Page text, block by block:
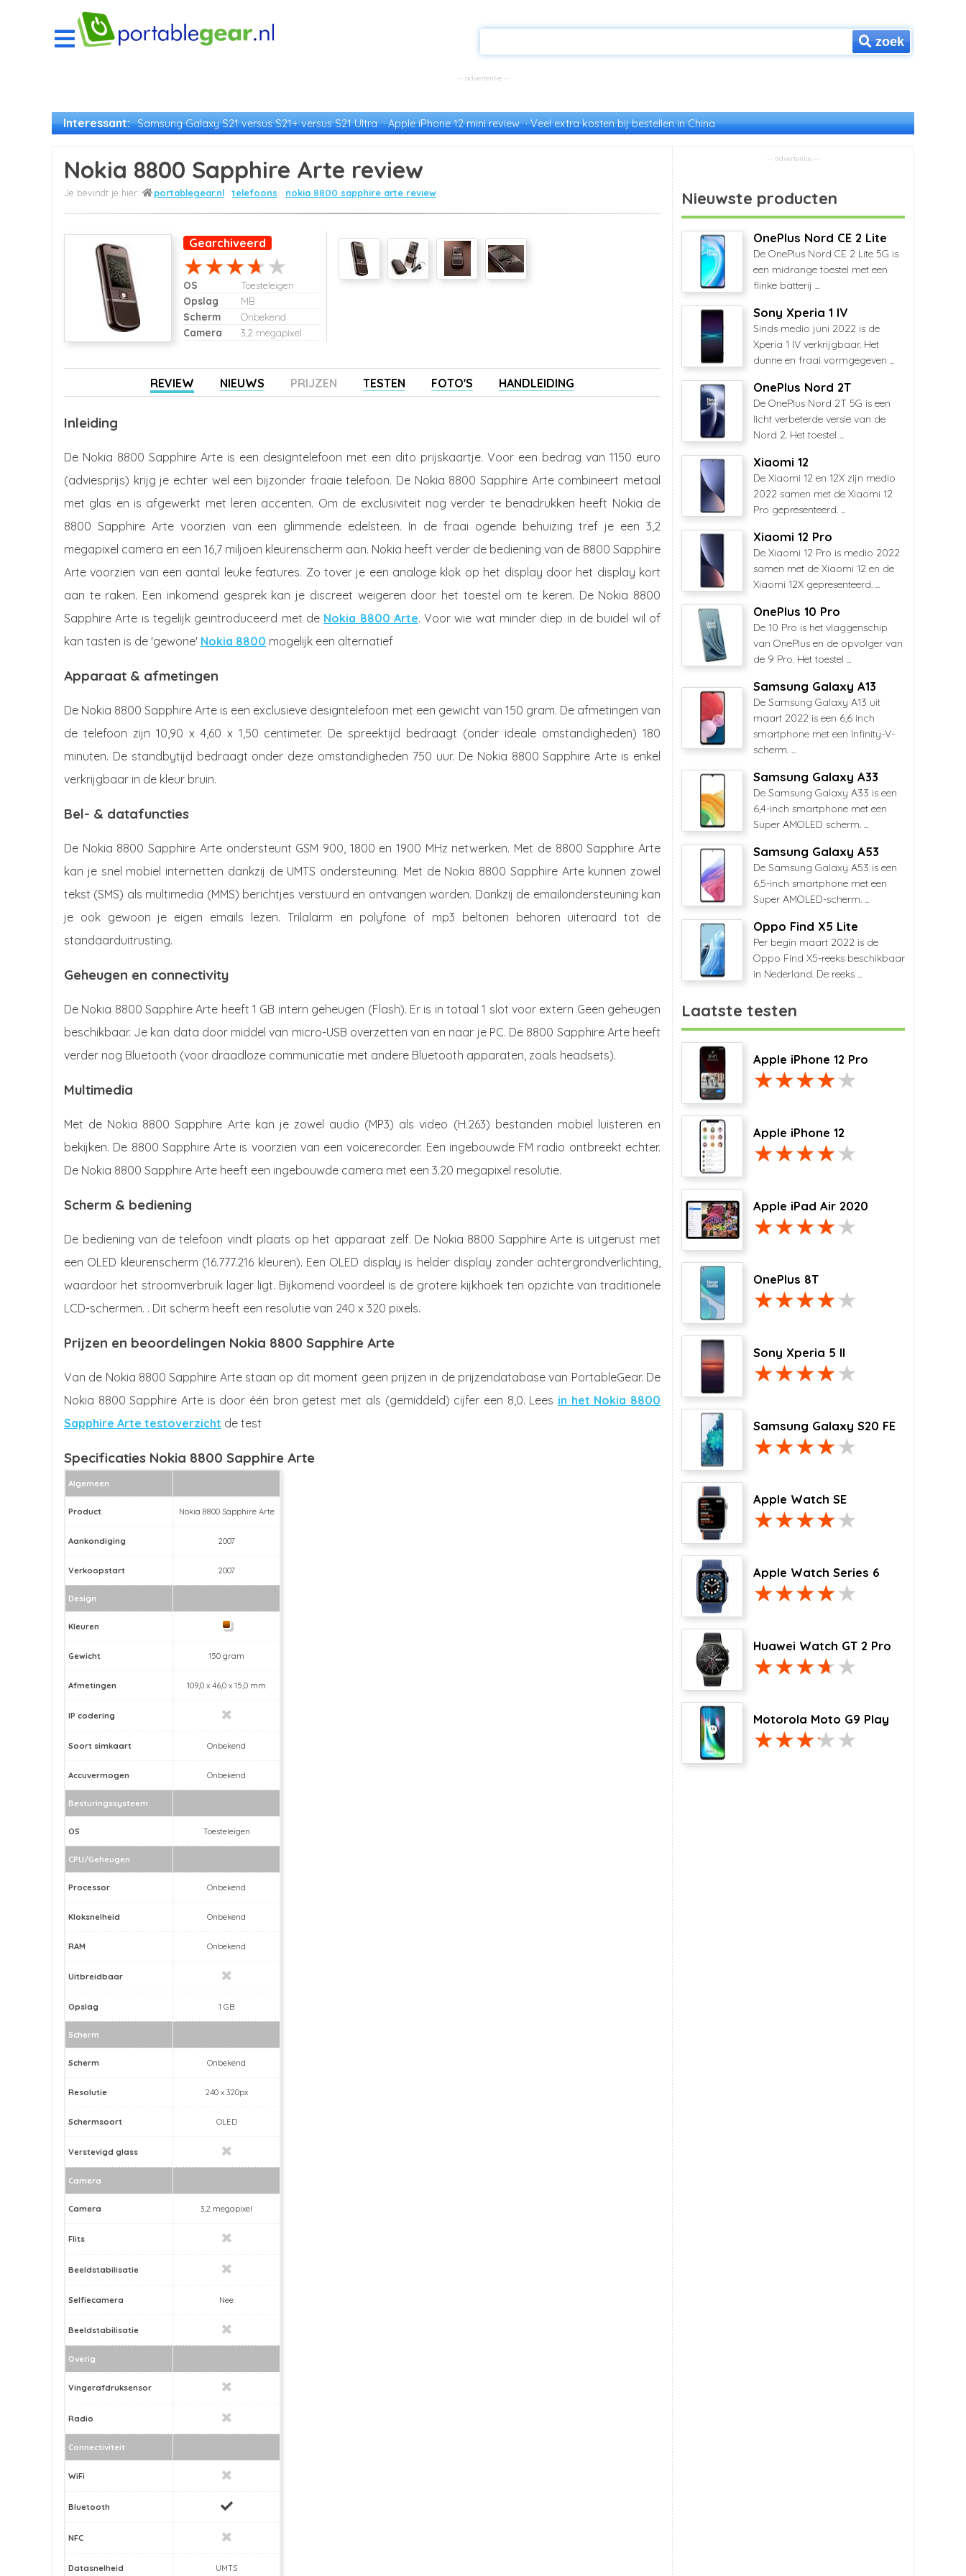
zoek
Interessant: Samsung Galaxy S21 versus S21+ versus S21 Ultra Apple iPhone 12 mini review Veel extra kosten bij bestellen in China
Nokia 8800 Sapphire Arte review
portablegear.nl telefoons nokia 8800 sapphire arte review
Gearchiveerd
OS
Toesteleigen
Opslag
MB
Scherm
Onbekend
Camera
3,2 megapixel
REVIEW NIEUWS PRIJZEN TESTEN FOTO'S HANDLEIDING
Inleiding
De Nokia 8800 Sapphire Arte is een designtelefoon met een dito prijskaartje. Voor een bedrag van 1150 euro
(adviesprijs) krijg je echter wel een bijzonder fraaie telefoon. De Nokia 8800 Sapphire Arte combineert metaal
met glas en is afgewerkt met leren accenten. Om de exclusiviteit nog verder te benadrukken heeft Nokia de
8800 Sapphire Arte voorzien van een glimmende edelsteen. In de fraai ogende behuizing tref je een 3,2
megapixel camera en een 16,7 miljoen kleurenscherm aan. Nokia heeft verder de bediening van de 8800 Sapphire
Arte voorzien van een aantal leuke features. Zo tover je een analoge klok op het display door het display kort
aan te raken. Een inkomend gesprek kan je discreet weigeren door het toestel om te keren. De Nokia 8800
Sapphire Arte is tegelijk geïntroduceerd met de Nokia 8800 Arte. Voor wie wat minder diep in de buidel wil of
kan tasten is de 'gewone' Nokia 8800 mogelijk een alternatief
Apparaat & afmetingen
De Nokia 8800 Sapphire Arte is een exclusieve designtelefoon met een gewicht van 150 gram. De afmetingen van
de telefoon zijn 10,90 x 4,60 x 1,50 centimeter. De spreektijd bedraagt (onder ideale omstandigheden) 180
minuten. De standbytijd bedraagt onder deze omstandigheden 750 uur. De Nokia 8800 Sapphire Arte is enkel
verkrijgbaar in de kleur bruin.
Bel- & datafuncties
De Nokia 8800 Sapphire Arte ondersteunt GSM 900, 1800 en 1900 MHz netwerken. Met de 8800 Sapphire Arte
kan je snel mobiel internetten dankzij de UMTS ondersteuning. Met de Nokia 8800 Sapphire Arte kunnen zowel
tekst (SMS) als multimedia (MMS) berichtjes verstuurd en ontvangen worden. Dankzij de emailondersteuning kan
je ook gewoon je eigen emails lezen. Trilalarm en polyfone of mp3 beltonen behoren uiteraard tot de
standaarduitrusting.
Geheugen en connectivity
De Nokia 8800 Sapphire Arte heeft 1 GB intern geheugen (Flash). Er is in totaal 1 slot voor extern Geen geheugen
beschikbaar. Je kan data door middel van micro-USB overzetten van en naar je PC. De 8800 Sapphire Arte heeft
verder nog Bluetooth (voor draadloze communicatie met andere Bluetooth apparaten, zoals headsets).
Multimedia
Met de Nokia 8800 Sapphire Arte kan je zowel audio (MP3) als video (H.263) bestanden mobiel luisteren en
bekijken. De 8800 Sapphire Arte is voorzien van een voicerecorder. Een ingebouwde FM radio ontbreekt echter.
De Nokia 8800 Sapphire Arte heeft een ingebouwde camera met een 3.20 megapixel resolutie.
Scherm & bediening
De bediening van de telefoon vindt plaats op het apparaat zelf. De Nokia 8800 Sapphire Arte is uitgerust met
een OLED kleurenscherm (16.777.216 kleuren). Een OLED display is helder display zonder achtergrondverlichting,
waardoor het stroomverbruik lager ligt. Bijkomend voordeel is de grotere kijkhoek ten opzichte van traditionele
LCD-schermen. . Dit scherm heeft een resolutie van 240 x 320 pixels.
Prijzen en beoordelingen Nokia 8800 Sapphire Arte
Van de Nokia 8800 Sapphire Arte staan op dit moment geen prijzen in de prijzendatabase van PortableGear. De
Nokia 8800 Sapphire Arte is door één bron getest met als (gemiddeld) cijfer een 8,0. Lees in het Nokia 8800
Sapphire Arte testoverzicht de test
Specificaties Nokia 8800 Sapphire Arte
Algemeen
Product Nokia 8800 Sapphire Arte
Aankondiging 2007
Verkoopstart 2007
Design
Kleuren
Gewicht 150 gram
Afmetingen 109,0 x 46,0 x 15,0 mm
IP codering
Soort simkaart Onbekend
Accuvermogen Onbekend
Besturingssysteem
OS Toesteleigen
CPU/Geheugen
Processor Onbekend
Kloksnelheid Onbekend
RAM Onbekend
Uitbreidbaar
Opslag 1 GB
Scherm
Scherm Onbekend
Resolutie 240 x 320px
Schermsoort OLED
Verstevigd glass
Camera
Camera 3,2 megapixel
Flits
Beeldstabilisatie
Selfiecamera Nee
Beeldstabilisatie
Overig
Vingerafdruksensor
Radio
Connectiviteit
WiFi
Bluetooth
NFC
Datasnelheid UMTS
Nieuwste producten
OnePlus Nord CE 2 Lite
De OnePlus Nord CE 2 Lite 5G is
een midrange toestel met een
flinke batterij ...
Sony Xperia 1 IV
Sinds medio juni 2022 is de
Xperia 1 IV verkrijgbaar. Het
dunne en fraai vormgegeven ...
OnePlus Nord 2T
De OnePlus Nord 2T 5G is een
licht verbeterde versie van de
Nord 2. Het toestel ...
Xiaomi 12
De Xiaomi 12 en 12X zijn medio
2022 samen met de Xiaomi 12
Pro gepresenteerd. ...
Xiaomi 12 Pro
De Xiaomi 12 Pro is medio 2022
samen met de Xiaomi 12 en de
Xiaomi 12X gepresenteerd. ...
OnePlus 10 Pro
De 10 Pro is het vlaggenschip
van OnePlus en de opvolger van
de 9 Pro. Het toestel ...
Samsung Galaxy A13
De Samsung Galaxy A13 uit
maart 2022 is een 6,6 inch
smartphone met een Infinity-V-
scherm. ...
Samsung Galaxy A33
De Samsung Galaxy A33 is een
6,4-inch smartphone met een
Super AMOLED scherm. ...
Samsung Galaxy A53
De Samsung Galaxy A53 is een
6,5-inch smartphone met een
Super AMOLED-scherm. ...
Oppo Find X5 Lite
Per begin maart 2022 is de
Oppo Find X5-reeks beschikbaar
in Nederland. De reeks ...
Laatste testen
Apple iPhone 12 Pro
Apple iPhone 12
Apple iPad Air 2020
OnePlus 8T
Sony Xperia 5 II
Samsung Galaxy S20 FE
Apple Watch SE
Apple Watch Series 6
Huawei Watch GT 2 Pro
Motorola Moto G9 Play